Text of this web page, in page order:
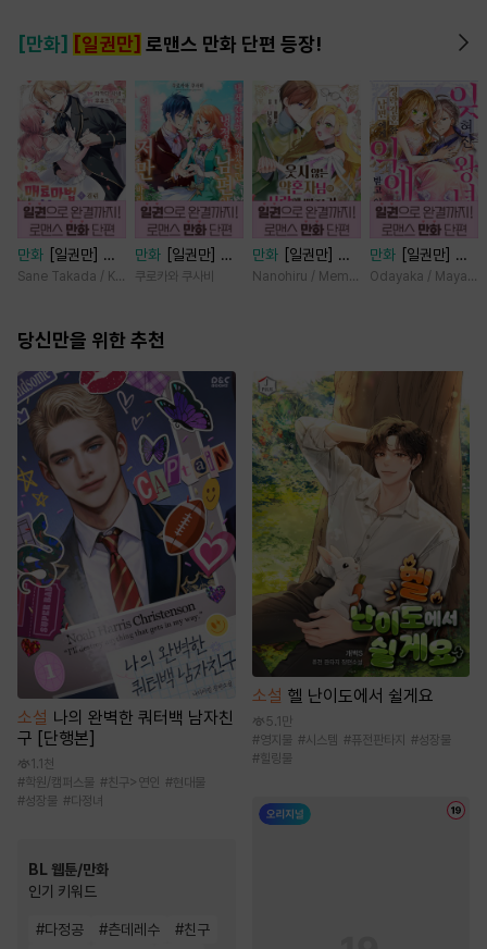
[만화] [일권만] 로맨스 만화 단편 등장!
만화
[일권만] 매
료 마법에 걸린 척
사랑꾼이 되었습니
Sane Takada / Koki Fuyutsuki
만화
[일권만] 내
게 간섭하지 않겠
바라봅니다 [단행
쿠로카와 쿠사비
만화
[일권만] 웃
지 않는 약혼자님
Nanohiru / Memeko
만화
[일권만] 잊
혀진 왕녀지만 정
Odayaka / Maya
당신만을 위한 추천
소설 나의 완벽한 쿼터백 남자친
구 [단행본]
1.1천
#학원/캠퍼스물 #친구>연인 #현대물
#성장물 #다정녀
BL 웹툰/만화
인기 키워드
#다정공 #츤데레수 #친구
소설 헬 난이도에서 쉴게요
5.1만
#영지물 #시스템 #퓨전판타지 #성장물
#힐링물